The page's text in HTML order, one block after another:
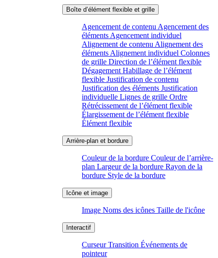
Agencement de contenu Agencement des
éléments Agencement individuel
Alignement de contenu Alignement des
éléments Alignement individuel Colonnes
de grille Direction de l’élément flexible
Dégagement Habillage de l’élément
flexible Justification de contenu
Justification des éléments Justification
individuelle Lignes de grille Ordre
Rétrécissement de l’élément flexible
Élargissement de l’élément flexible
Élément flexible
Couleur de la bordure Couleur de l’arrière-
plan Largeur de la bordure Rayon de la
bordure Style de la bordure
Image Noms des icônes Taille de l'icône
CurseurTransition Événements de
pointeur